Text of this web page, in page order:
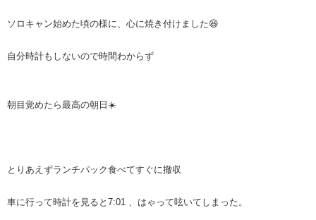
ソロキャン始めた頃の様に、心に焼き付けました😆
自分時計もしないので時間わからず
朝目覚めたら最高の朝日☀️
とりあえずランチパック食べてすぐに撤収
車に行って時計を見ると7:01 、はゃって呟いてしまった。